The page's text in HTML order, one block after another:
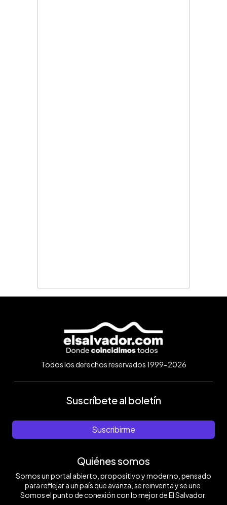
Todos los derechos reservados 1999-2026
Suscríbete al boletín
Suscribirme
Quiénes somos
Somos un portal abierto, propositivo y moderno, pensado
para reflejar a un país que avanza, se reinventa y se une.
Somos el punto de conexión con lo mejor de El Salvador.